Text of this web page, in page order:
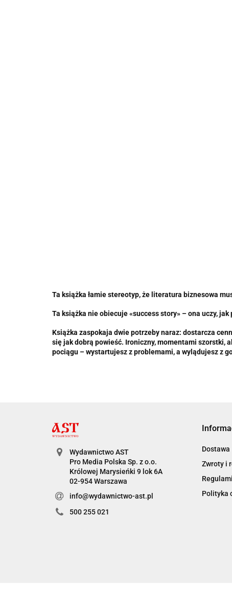
Ta książka łamie stereotyp, że literatura biznesowa
Ta książka nie obiecuje «success story» – ona uczy,
Książka zaspokaja dwie potrzeby naraz: dostarcza
się jak dobrą powieść. Ironiczny, momentami szorstki,
pociągu – wystartujesz z problemami, a wylądujesz z
Wydawnictwo AST
Pro Media Polska Sp. z o.o.
Królowej Marysieńki 9 lok 6A
02-954 Warszawa
info@wydawnictwo-ast.pl
500 255 021
Dostawa
Zwroty i
Polityka